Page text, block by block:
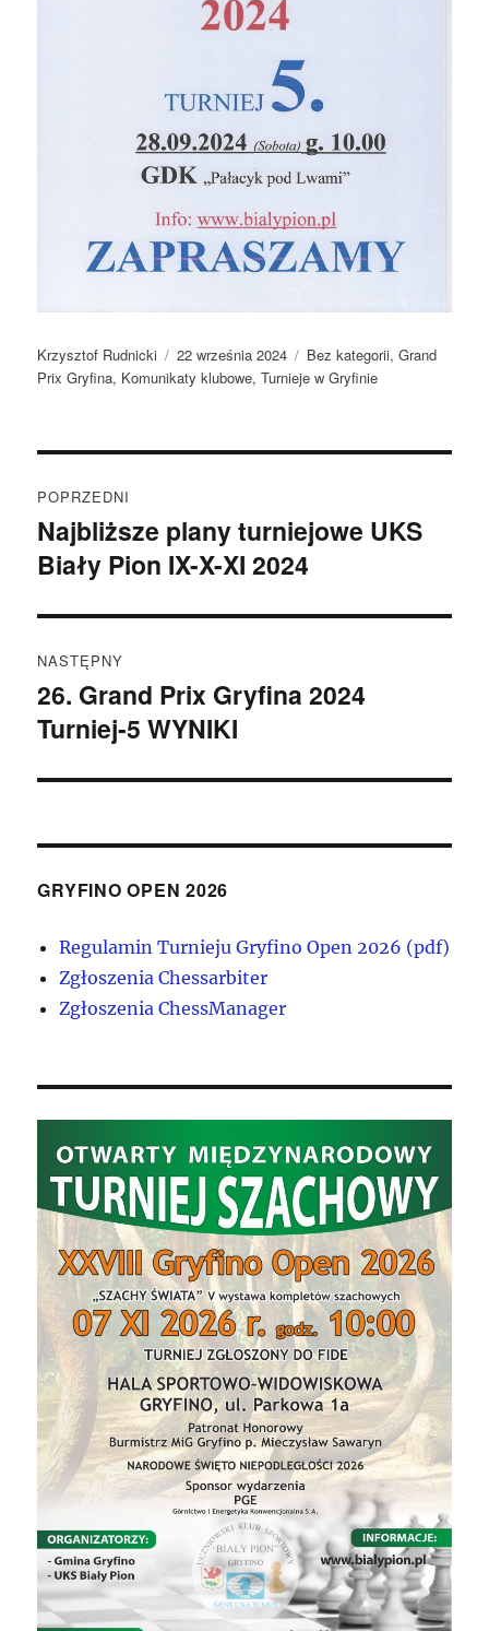
Autor
Krzysztof Rudnicki
Data
publikacji
22 września 2024 Kategorie
Bez kategorii,Grand
Prix Gryfina, Komunikaty klubowe,Turnieje w Gryfinie
wpisu
POPRZEDNI
Poprzedni
wpis:
Najbliższe plany turniejowe UKS
Biały Pion IX-X-XI 2024
NASTĘPNY
Następny
wpis:
26. Grand Prix Gryfina 2024
Turniej-5 WYNIKI
GRYFINO OPEN 2026
Regulamin Turnieju Gryfino Open 2026 (pdf)
Zgłoszenia Chessarbiter
Zgłoszenia ChessManager